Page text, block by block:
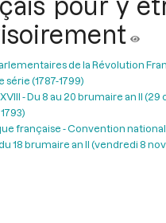
de la Révolution
série (1787-1799)
- Du 8 au 20 brumaire an II (29
française - Convention
18 brumaire an II (vendredi 8